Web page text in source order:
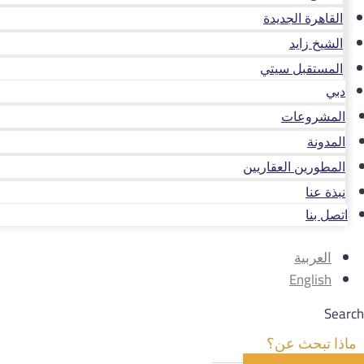
القاهرة الجديدة
الشيخ زايد
المستقبل سيتي
دبي
المشروعات
المدونة
المطورين العقاريين
نبذة عنا
اتصل بنا
العربية
English
Search